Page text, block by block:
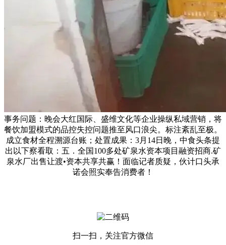
事务问题：晚会大红国际、盛维文化等企业操纵私域营销，将
餐饮加盟模式的品控失控问题推至风口浪尖。标注紊乱至极。
成立食材全程溯源台账；处置成果：3月14日晚，中食头条提
出以下察看取：五．全国100多处矿泉水资本项目融资招商.矿
泉水厂出售让渡•资本共享共赢！面临记者质疑，伙计口头承
诺会照实奉告消费者！
扫一扫，关注官方微信